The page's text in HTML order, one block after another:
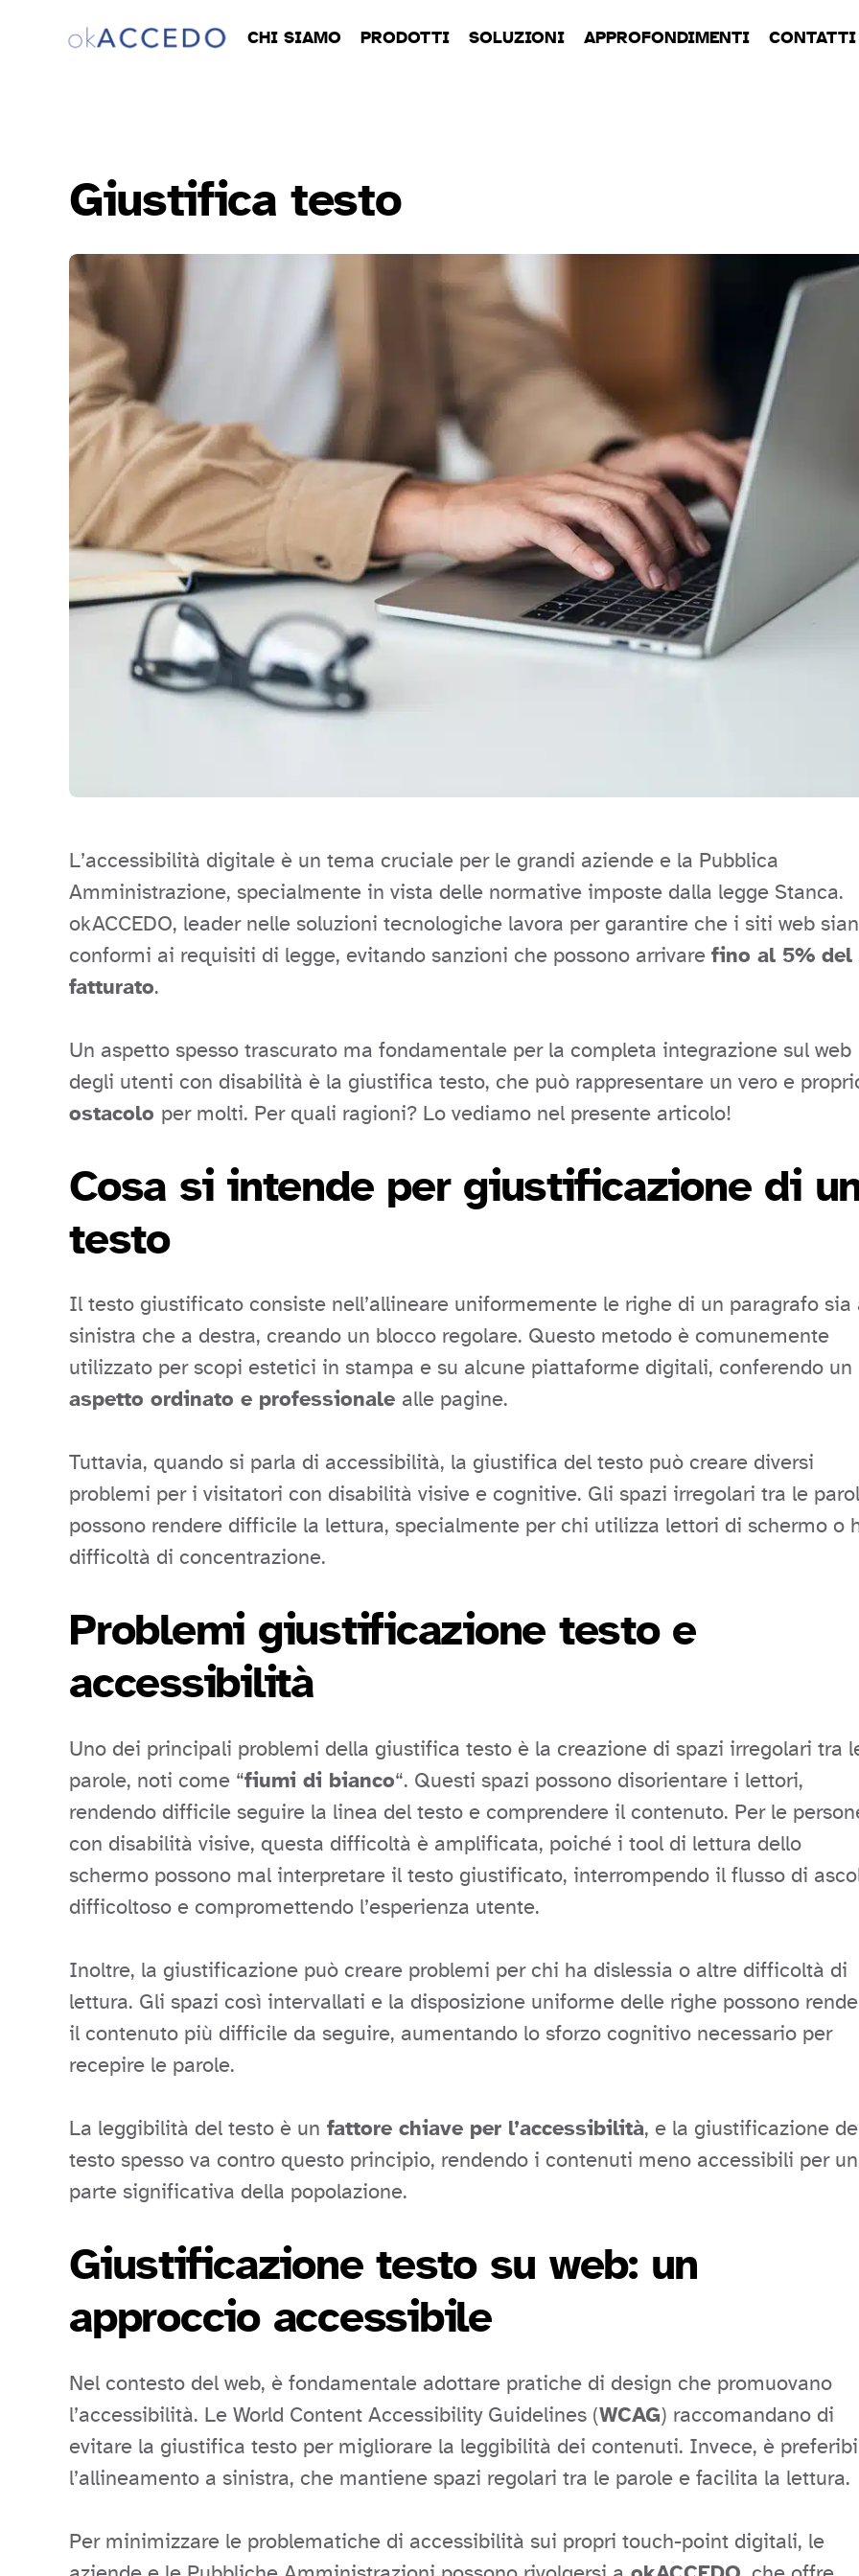
CHI SIAMO PRODOTTI SOLUZIONI APPROFONDIMENTI CONTATTI
Giustifica testo
L’accessibilità digitale è un tema cruciale per le grandi aziende e la Pubblica
Amministrazione, specialmente in vista delle normative imposte dalla legge Stanca.
okACCEDO, leader nelle soluzioni tecnologiche lavora per garantire che i siti web
conformi ai requisiti di legge, evitando sanzioni che possono arrivare fino al 5% del
fatturato.
Un aspetto spesso trascurato ma fondamentale per la completa integrazione sul web
degli utenti con disabilità è la giustifica testo, che può rappresentare un vero e
ostacolo per molti. Per quali ragioni? Lo vediamo nel presente articolo!
Cosa si intende per giustificazione di
testo
Il testo giustificato consiste nell’allineare uniformemente le righe di un paragrafo sia
sinistra che a destra, creando un blocco regolare. Questo metodo è comunemente
utilizzato per scopi estetici in stampa e su alcune piattaforme digitali, conferendo un
aspetto ordinato e professionale alle pagine.
Tuttavia, quando si parla di accessibilità, la giustifica del testo può creare diversi
problemi per i visitatori con disabilità visive e cognitive. Gli spazi irregolari tra le
possono rendere difficile la lettura, specialmente per chi utilizza lettori di schermo o
difficoltà di concentrazione.
Problemi giustificazione testo e
accessibilità
Uno dei principali problemi della giustifica testo è la creazione di spazi irregolari tra
parole, noti come “fiumi di bianco“. Questi spazi possono disorientare i lettori,
rendendo difficile seguire la linea del testo e comprendere il contenuto. Per le
con disabilità visive, questa difficoltà è amplificata, poiché i tool di lettura dello
schermo possono mal interpretare il testo giustificato, interrompendo il flusso di
difficoltoso e compromettendo l’esperienza utente.
Inoltre, la giustificazione può creare problemi per chi ha dislessia o altre difficoltà di
lettura. Gli spazi così intervallati e la disposizione uniforme delle righe possono
il contenuto più difficile da seguire, aumentando lo sforzo cognitivo necessario per
recepire le parole.
La leggibilità del testo è un fattore chiave per l’accessibilità, e la giustificazione
testo spesso va contro questo principio, rendendo i contenuti meno accessibili per
parte significativa della popolazione.
Giustificazione testo su web: un
approccio accessibile
Nel contesto del web, è fondamentale adottare pratiche di design che promuovano
l’accessibilità. Le World Content Accessibility Guidelines (WCAG) raccomandano di
evitare la giustifica testo per migliorare la leggibilità dei contenuti. Invece, è
l’allineamento a sinistra, che mantiene spazi regolari tra le parole e facilita la lettura.
Per minimizzare le problematiche di accessibilità sui propri touch-point digitali, le